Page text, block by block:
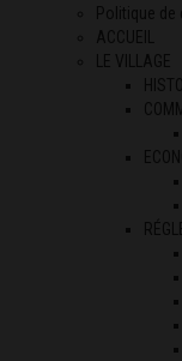
Politique de
ACCUEIL
LE VILLAGE